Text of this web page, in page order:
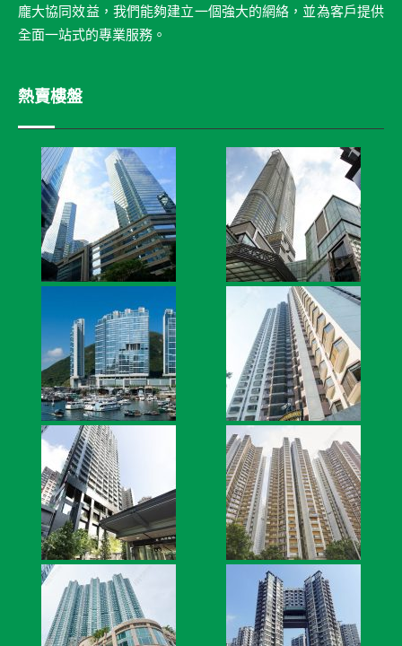
龐大協同效益，我們能夠建立一個強大的網絡，並為客戶提供
全面一站式的專業服務。
熱賣樓盤